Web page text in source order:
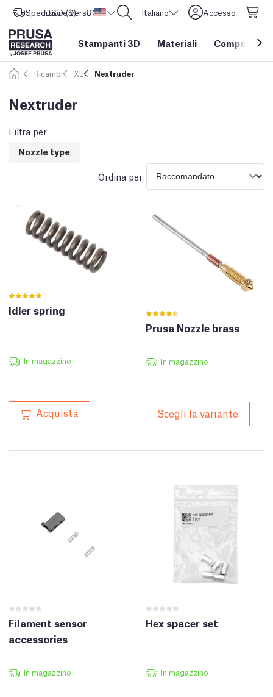
Spedizione verso Stati Uniti d'America
USD ($) CORE One L: Ora disponibile! Italiano Accesso
Stampanti 3D Materiali Componenti
Ricambi XL Nextruder
Nextruder
Filtra per
Nozzle type
Ordina per
Idler spring
In magazzino
Acquista
Prusa Nozzle brass
In magazzino
Scegli la variante
Filament sensor
accessories
In magazzino
Hex spacer set
In magazzino